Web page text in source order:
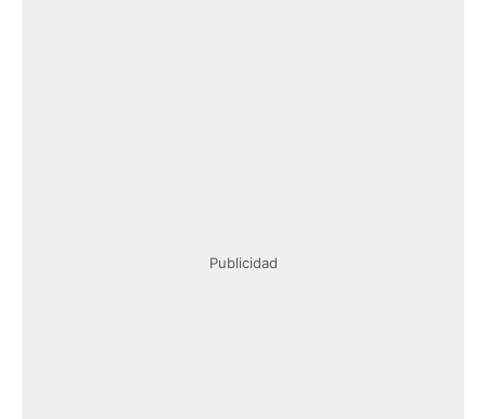
Publicidad